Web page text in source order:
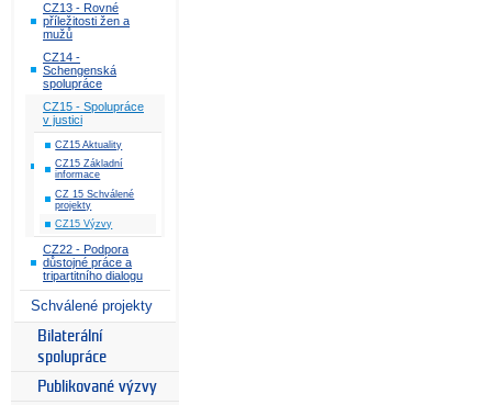
CZ13 - Rovné
příležitosti žen a
mužů
CZ14 -
Schengenská
spolupráce
CZ15 - Spolupráce
v justici
CZ15 Aktuality
CZ15 Základní
informace
CZ 15 Schválené
projekty
CZ15 Výzvy
CZ22 - Podpora
důstojné práce a
tripartitního dialogu
Schválené projekty
Bilaterální
spolupráce
Publikované výzvy